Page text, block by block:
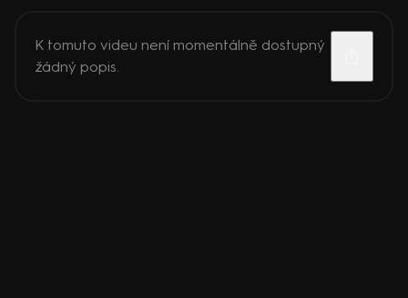
K tomuto videu není momentálně dostupný
žádný popis.